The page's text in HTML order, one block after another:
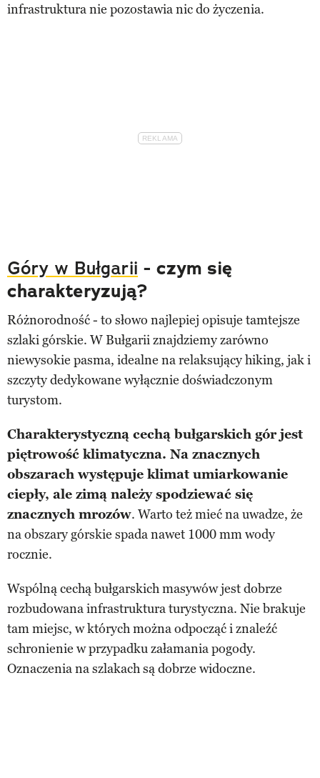
infrastruktura nie pozostawia nic do życzenia.
Góry w Bułgarii - czym się
charakteryzują?
Różnorodność - to słowo najlepiej opisuje tamtejsze
szlaki górskie. W Bułgarii znajdziemy zarówno
niewysokie pasma, idealne na relaksujący hiking, jak i
szczyty dedykowane wyłącznie doświadczonym
turystom.
Charakterystyczną cechą bułgarskich gór jest
piętrowość klimatyczna. Na znacznych
obszarach występuje klimat umiarkowanie
ciepły, ale zimą należy spodziewać się
znacznych mrozów. Warto też mieć na uwadze, że
na obszary górskie spada nawet 1000 mm wody
rocznie.
Wspólną cechą bułgarskich masywów jest dobrze
rozbudowana infrastruktura turystyczna. Nie brakuje
tam miejsc, w których można odpocząć i znaleźć
schronienie w przypadku załamania pogody.
Oznaczenia na szlakach są dobrze widoczne.